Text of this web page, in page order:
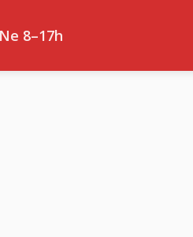
8–17h